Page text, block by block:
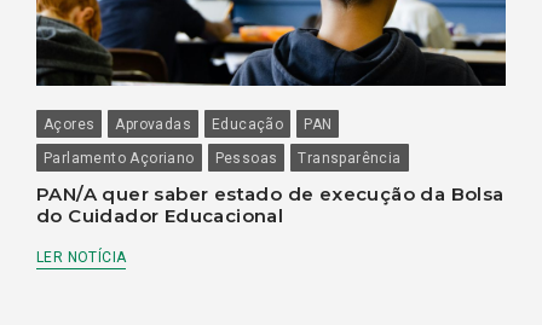
Açores Aprovadas Educação
PAN
Parlamento Açoriano
Pessoas Transparência
PAN/A quer saber estado de execução da Bolsa
do Cuidador Educacional
LER NOTÍCIA